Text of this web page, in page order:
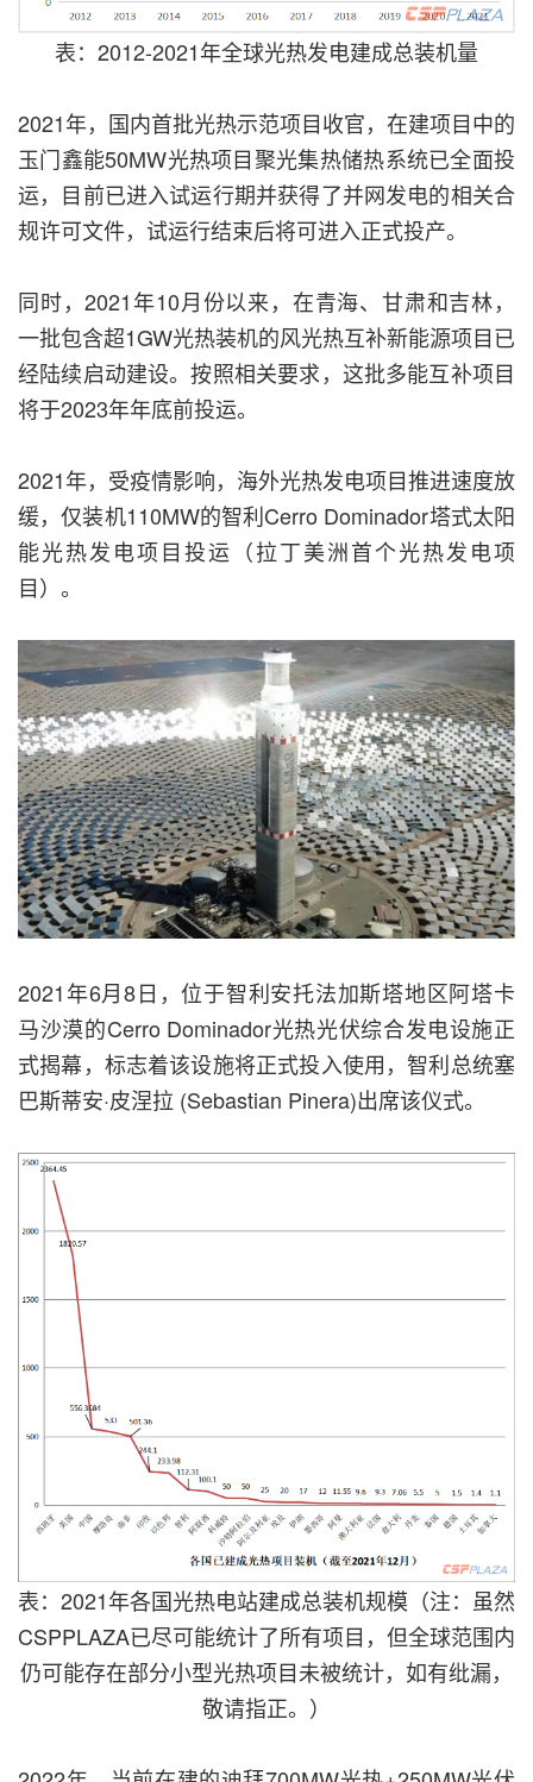
表：2012-2021年全球光热发电建成总装机量
2021年，国内首批光热示范项目收官，在建项目中的
玉门鑫能50MW光热项目聚光集热储热系统已全面投
运，目前已进入试运行期并获得了并网发电的相关合
规许可文件，试运行结束后将可进入正式投产。
同时，2021年10月份以来，在青海、甘肃和吉林，
一批包含超1GW光热装机的风光热互补新能源项目已
经陆续启动建设。按照相关要求，这批多能互补项目
将于2023年年底前投运。
2021年，受疫情影响，海外光热发电项目推进速度放
缓，仅装机110MW的智利Cerro Dominador塔式太阳
能光热发电项目投运（拉丁美洲首个光热发电项
目）。
2021年6月8日，位于智利安托法加斯塔地区阿塔卡
马沙漠的Cerro Dominador光热光伏综合发电设施正
式揭幕，标志着该设施将正式投入使用，智利总统塞
巴斯蒂安·皮涅拉 (Sebastian Pinera)出席该仪式。
表：2021年各国光热电站建成总装机规模（注：虽然
CSPPLAZA已尽可能统计了所有项目，但全球范围内
仍可能存在部分小型光热项目未被统计，如有纰漏，
敬请指正。）